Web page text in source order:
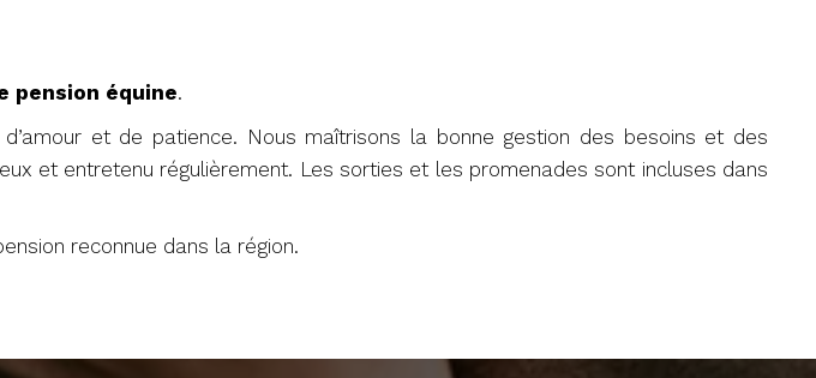
pension équine.
et de patience. Nous maîtrisons la bonne gestion des besoins et des
et entretenu régulièrement. Les sorties et les promenades sont incluses dans
reconnue dans la région.